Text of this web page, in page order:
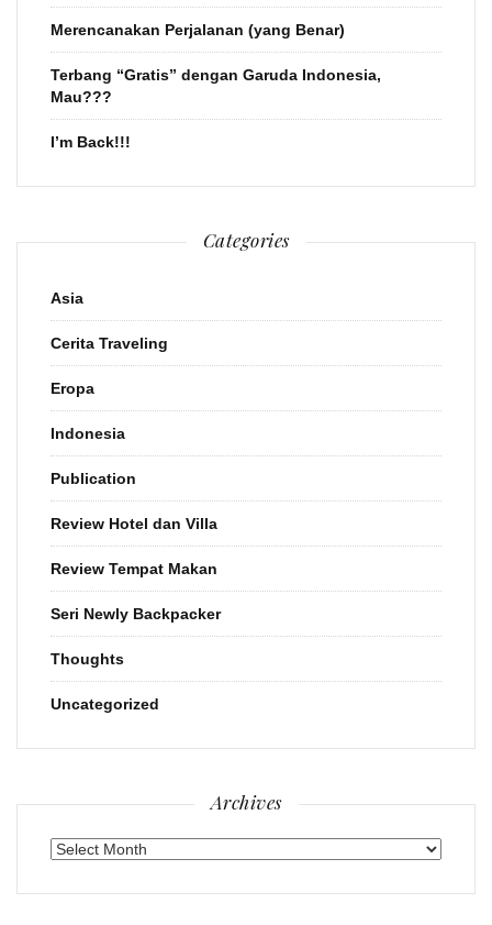
Merencanakan Perjalanan (yang Benar)
Terbang “Gratis” dengan Garuda Indonesia,
Mau???
I’m Back!!!
Categories
Asia
Cerita Traveling
Eropa
Indonesia
Publication
Review Hotel dan Villa
Review Tempat Makan
Seri Newly Backpacker
Thoughts
Uncategorized
Archives
Archives